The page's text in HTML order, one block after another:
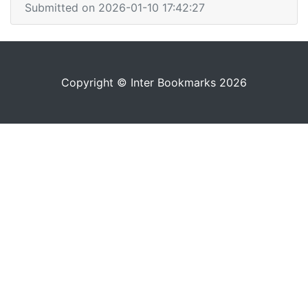
Submitted on 2026-01-10 17:42:27
Copyright © Inter Bookmarks 2026